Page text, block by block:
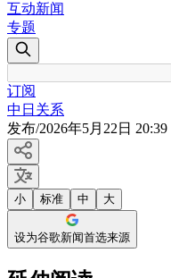
互动新闻
专题
订阅
中日关系
发布/2026年5月22日 20:39
小 标准 中 大
设为谷歌新闻首选来源